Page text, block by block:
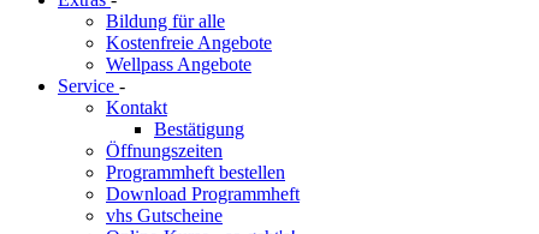
Bildung für alle
Kostenfreie Angebote
Wellpass Angebote
Service -
Kontakt
Bestätigung
Öffnungszeiten
Programmheft bestellen
Download Programmheft
vhs Gutscheine